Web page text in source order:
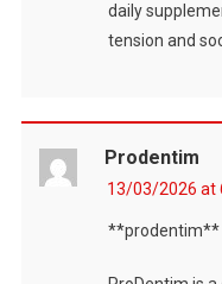
daily
tension and
Prodentim
13/03/2026 at
**prodentim**